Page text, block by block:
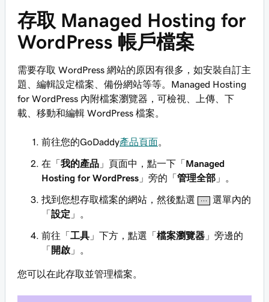
存取 Managed Hosting for
WordPress 帳戶檔案
需要存取 WordPress 網站的原因有很多，如安裝自訂主
題、編輯設定檔案、備份網站等等。Managed Hosting
for WordPress 內附檔案瀏覽器，可檢視、上傳、下
載、移動和編輯 WordPress 檔案。
前往您的GoDaddy產品頁面
在「 我的產品 」頁面中，點一下「 Managed
Hosting for WordPress 」旁的「 管理全部 」。
找到您想存取檔案的網站，然後點選
選單內的
「 設定 」。
前往「 工具 」下方，點選「 檔案瀏覽器 」旁邊的
「 開啟 」。
您可以在此存取並管理檔案。